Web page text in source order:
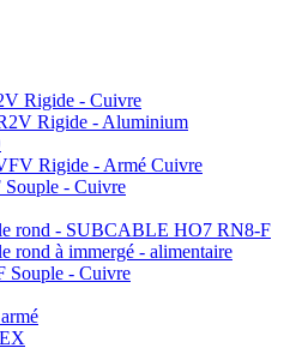
Rigide - Cuivre
Rigide - Aluminium
Rigide - Armé Cuivre
- Cuivre
rond - SUBCABLE HO7 RN8-F
rond à immergé - alimentaire
Souple - Cuivre